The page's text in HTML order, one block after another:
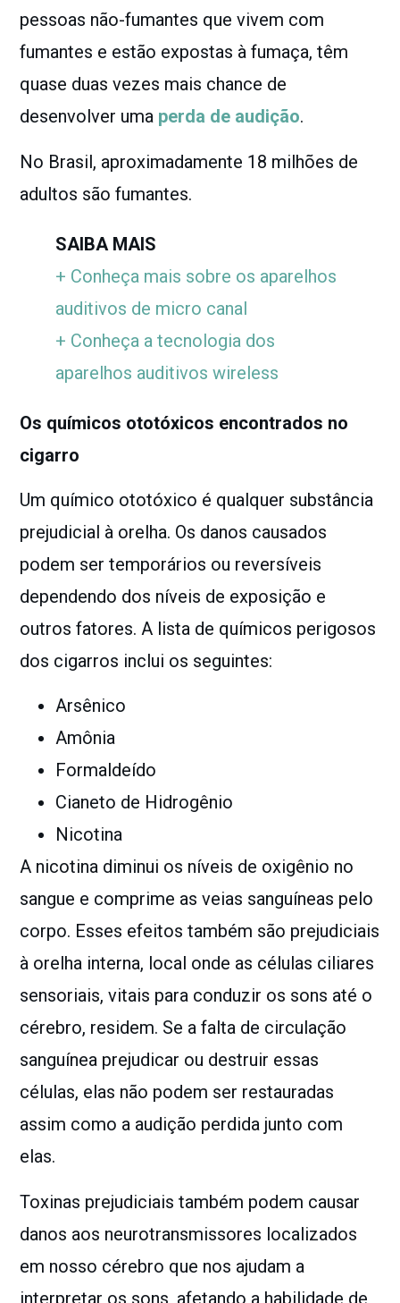
pessoas não-fumantes que vivem com
fumantes e estão expostas à fumaça, têm
quase duas vezes mais chance de
desenvolver uma perda de audição.
No Brasil, aproximadamente 18 milhões de
adultos são fumantes.
SAIBA MAIS
+ Conheça mais sobre os aparelhos
auditivos de micro canal
+ Conheça a tecnologia dos
aparelhos auditivos wireless
Os químicos ototóxicos encontrados no
cigarro
Um químico ototóxico é qualquer substância
prejudicial à orelha. Os danos causados
podem ser temporários ou reversíveis
dependendo dos níveis de exposição e
outros fatores. A lista de químicos perigosos
dos cigarros inclui os seguintes:
Arsênico
Amônia
Formaldeído
Cianeto de Hidrogênio
Nicotina
A nicotina diminui os níveis de oxigênio no
sangue e comprime as veias sanguíneas pelo
corpo. Esses efeitos também são prejudiciais
à orelha interna, local onde as células ciliares
sensoriais, vitais para conduzir os sons até o
cérebro, residem. Se a falta de circulação
sanguínea prejudicar ou destruir essas
células, elas não podem ser restauradas
assim como a audição perdida junto com
elas.
Toxinas prejudiciais também podem causar
danos aos neurotransmissores localizados
em nosso cérebro que nos ajudam a
interpretar os sons, afetando a habilidade de